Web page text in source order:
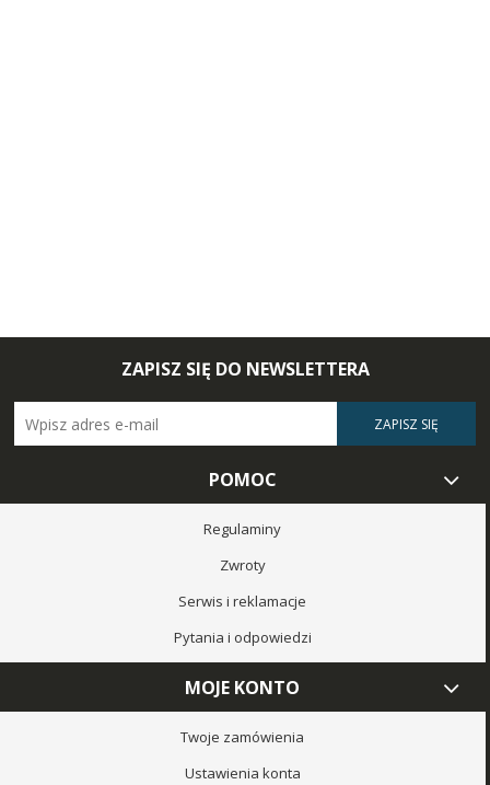
ZAPISZ SIĘ DO NEWSLETTERA
ZAPISZ SIĘ
POMOC
Regulaminy
Zwroty
Serwis i reklamacje
Pytania i odpowiedzi
MOJE KONTO
Twoje zamówienia
Ustawienia konta